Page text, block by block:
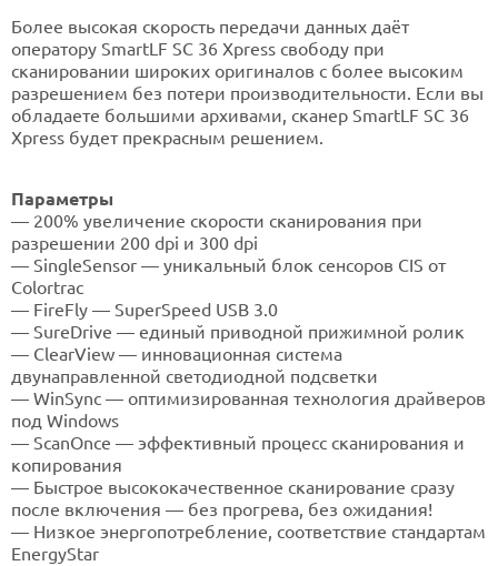
Более высокая скорость передачи данных даёт
оператору SmartLF SC 36 Xpress свободу при
сканировании широких оригиналов с более высоким
разрешением без потери производительности. Если вы
обладаете большими архивами, сканер SmartLF SC 36
Xpress будет прекрасным решением.
Параметры
— 200% увеличение скорости сканирования при
разрешении 200 dpi и 300 dpi
— SingleSensor — уникальный блок сенсоров CIS от
Colortraс
— FireFly — SuperSpeed USB 3.0
— SureDrive — единый приводной прижимной ролик
— ClearView — инновационная система
двунаправленной светодиодной подсветки
— WinSync — оптимизированная технология драйверов
под Windows
— ScanOnce — эффективный процесс сканирования и
копирования
— Быстрое высококачественное сканирование сразу
после включения — без прогрева, без ожидания!
— Низкое энергопотребление, соответствие стандартам
EnergyStar